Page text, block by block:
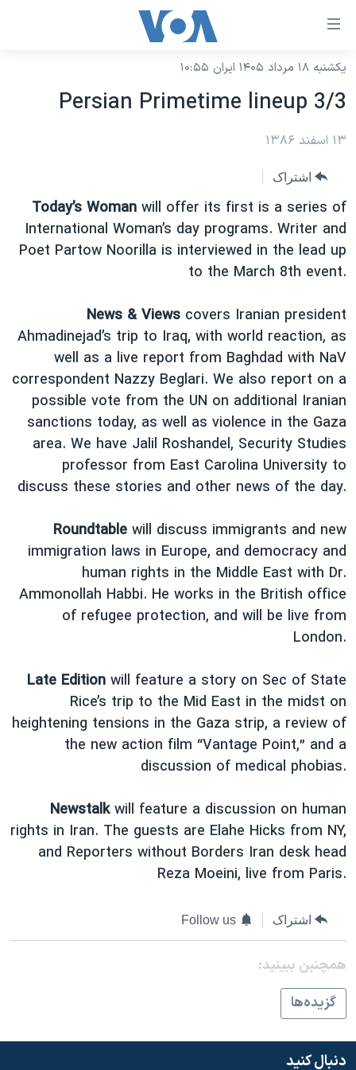
لینکهای
دسترسی
جهش
محتوای
جهش
به
صفحه
اصلی
جهش
جستجو
نسخه سبک وب‌سایت
موضوع ها
ایران
آمریکا
جهان
ورزشی
ویژه برنامه‌ها
ویدیوها
فرهنگ و زندگی
حقوق شهروندی
اقتصادی
علم و فناوری
اسرائیل در جنگ
آرشیو پخش زنده
برنامه های تلویزیونی
جدول برنامه ها
صفحه‌های ویژه
جام جهانی ۲۰۲۶
۲۵۰سالگی آمریکا
بایگانی برنامه‌های تلویزیونی
مستندها
انتخابات ریاست جمهوری آمریکا ۲۰۲۴
حمله جمهوری اسلامی به اسرائیل
رمز مهسا
ورزش زنان در ایران
مجموعه مستندهای دادخواهی
تریبونال مردمی آبان ۹۸
دادگاه حمید نوری
چهل سال گروگان‌گیری
اعتراضات مردمی آبان ۹۸
اسرائیل در جنگ
نرگس محمدی برنده جایزه نوبل صلح
همایش محافظه‌کاران آمریکا «سی‌پک»
صفحه‌های ویژه
سفر پرزیدنت ترامپ به چین
فرکانس‌های صدای آمریکا
یادگیری زبان انگلیسی
دنبال کنید
زبانهای مختلف
یکشنبه ۱۸ مرداد ۱۴۰۵ ایران ۱۰:۵۵
Persian Primetime lineup 3/3
۱۳ اسفند ۱۳۸۶
اشتراک
Today’s Woman will offer its first is a series of
International Woman’s day programs. Writer and
Poet Partow Noorilla is interviewed in the lead up
to the March 8th event.
News & Views covers Iranian president
Ahmadinejad’s trip to Iraq, with world reaction, as
well as a live report from Baghdad with NaV
correspondent Nazzy Beglari. We also report on a
possible vote from the UN on additional Iranian
sanctions today, as well as violence in the Gaza
area. We have Jalil Roshandel, Security Studies
professor from East Carolina University to
discuss these stories and other news of the day.
Roundtable will discuss immigrants and new
immigration laws in Europe, and democracy and
human rights in the Middle East with Dr.
Ammonollah Habbi. He works in the British office
of refugee protection, and will be live from
London.
Late Edition will feature a story on Sec of State
Rice’s trip to the Mid East in the midst on
heightening tensions in the Gaza strip, a review of
the new action film “Vantage Point,” and a
discussion of medical phobias.
Newstalkwill feature a discussion on human
rights in Iran. The guests are Elahe Hicks from NY,
and Reporters without Borders Iran desk head
Reza Moeini, live from Paris.
اشتراک Follow us
همچنبن ببینید:
گزيده‌ها
دنبال کنید